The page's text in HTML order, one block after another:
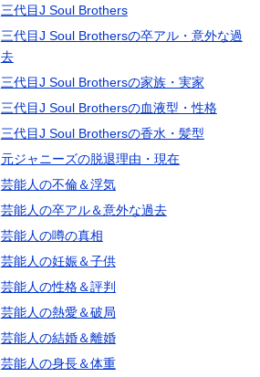
三代目J Soul Brothers
三代目J Soul Brothersの卒アル・意外な過
去
三代目J Soul Brothersの家族・実家
三代目J Soul Brothersの血液型・性格
三代目J Soul Brothersの香水・髪型
元ジャニーズの脱退理由・現在
芸能人の不倫＆浮気
芸能人の卒アル＆意外な過去
芸能人の噂の真相
芸能人の妊娠＆子供
芸能人の性格＆評判
芸能人の熱愛＆破局
芸能人の結婚＆離婚
芸能人の身長＆体重